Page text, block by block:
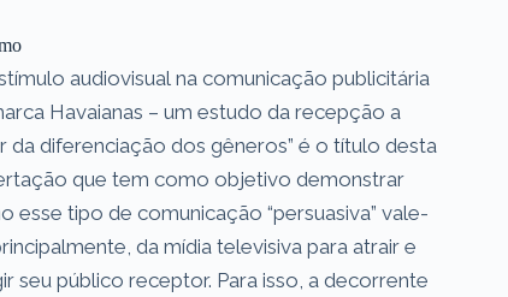
audiovisual na comunicação publicitária
Havaianas – um estudo da recepção a
da diferenciação dos gêneros” é o título desta
que tem como objetivo demonstrar
esse tipo de comunicação “persuasiva” vale-
da mídia televisiva para atrair e
seu público receptor. Para isso, a decorrente